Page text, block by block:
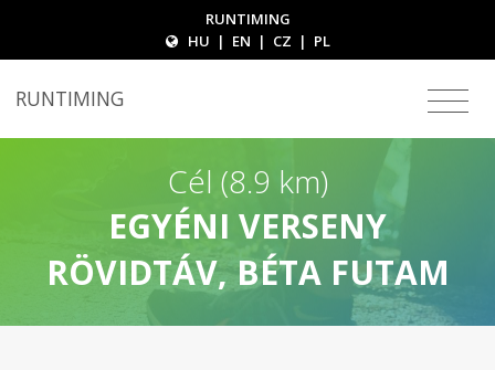
RUNTIMING
HU | EN | CZ | PL
RUNTIMING
Cél (8.9 km)
EGYÉNI VERSENY
RÖVIDTÁV, BÉTA FUTAM